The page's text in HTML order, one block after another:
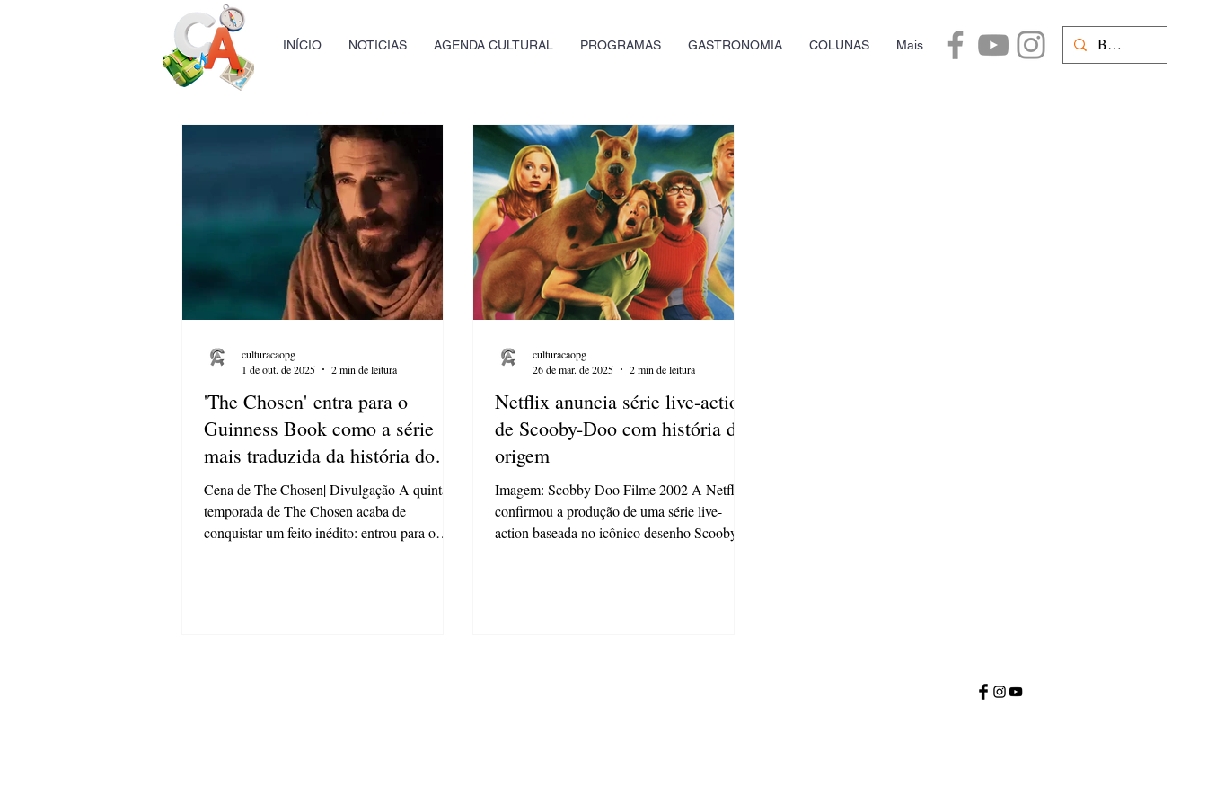
INÍCIO NOTICIAS AGENDA CULTURAL PROGRAMAS GASTRONOMIA COLUNAS Mais
'The Chosen' entra para o
Guinness Book como a série
mais traduzida da história do
streaming
Cena de The Chosen| Divulgação A quinta
temporada de The Chosen acaba de
conquistar um feito inédito: entrou para o
culturacaopg
1 de out. de 2025
2 min de leitura
Netflix anuncia série live-action
de Scooby-Doo com história de
origem
Imagem: Scobby Doo Filme 2002 A Netflix
confirmou a produção de uma série live-
action baseada no icônico desenho Scooby-
culturacaopg
26 de mar. de 2025
2 min de leitura